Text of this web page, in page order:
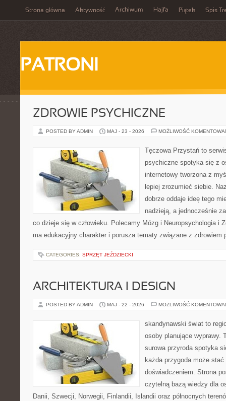
Strona główna Aktywność Archiwum Hajfa Piątek Spis
PATRONI
ZDROWIE PSYCHICZNE
POSTED BY ADMIN MAJ - 23 - 2026 MOŻLIWOŚĆ
Tęczowa Przystań to
psychiczne spotyka się z
internetowy tworzona z
lepiej zrozumieć siebie.
dobrze oddaje ideę tego
nadzieją, a jednocześnie
co dzieje się w człowieku. Polecamy Mózg i Neuropsychologia i
ma edukacyjny charakter i porusza tematy związane z
CATEGORIES: SPRZĘT JEŹDZIECKI
ARCHITEKTURA I DESIGN
POSTED BY ADMIN MAJ - 22 - 2026 MOŻLIWOŚĆ
skandynawski świat to
osoby planujące wyprawy.
surowa przyroda spotyka
każda przygoda może
doświadczeniem. Strona
czytelną bazą wiedzy dla
Danii, Szwecji, Norwegii, Finlandii, Islandii oraz północnych